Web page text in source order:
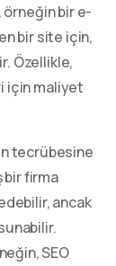
örneğin bir e-
bir site için,
Özellikle,
için maliyet
tecrübesine
bir firma
ancak
SEO